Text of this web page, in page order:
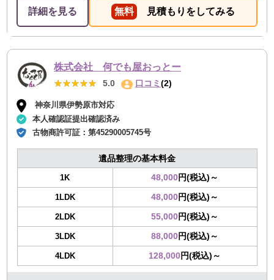
詳細を見る 無料 見積もりをしてみる
株式会社 何でも屋おっとー
★★★★★
★★★★★ 5.0 口コミ(2)
神奈川県伊勢原市対応
本人確認証提出確認済み
古物商許可証：第45290005745号
遺品整理の基本料金
1K 48,000円(税込)～
1LDK 48,000円(税込)～
2LDK 55,000円(税込)～
3LDK 88,000円(税込)～
4LDK 128,000円(税込)～